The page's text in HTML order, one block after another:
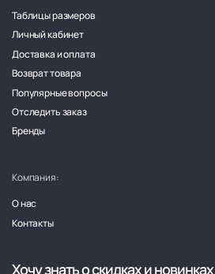
Таблицы размеров
Личный кабинет
Доставка и оплата
Возврат товара
Популярные вопросы
Отследить заказ
Бренды
Компания:
О нас
Контакты
Хочу знать о скидках и новинках